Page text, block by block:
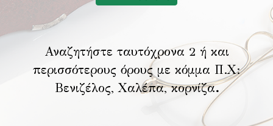
Αναζητήστε ταυτόχρονα 2 ή και
περισσότερους όρους με κόμμα Π.Χ:
Βενιζέλος, Χαλέπα, κορνίζα.